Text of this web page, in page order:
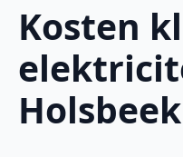
Kosten
Holsbeek